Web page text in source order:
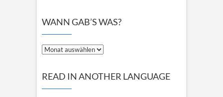
WANN GAB’S WAS?
Wann
READ IN ANOTHER LANGUAGE